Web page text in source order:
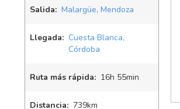
Salida: Malargüe, Mendoza
Llegada: Cuesta Blanca,
Córdoba
Ruta más rápida: 16h 55min
Distancia: 739km